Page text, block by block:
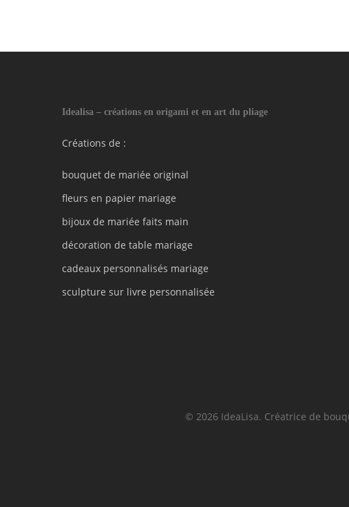
Idealisa – créations en origami et en art du pliage
Créations de :
bouquet de mariée original
fleurs en papier mariage
bijoux de mariée faits main
décoration de table mariage
cadeaux personnalisés mariage
sculpture sur livre personnalisée
© 2026 IdeaLisa. Créatrice de